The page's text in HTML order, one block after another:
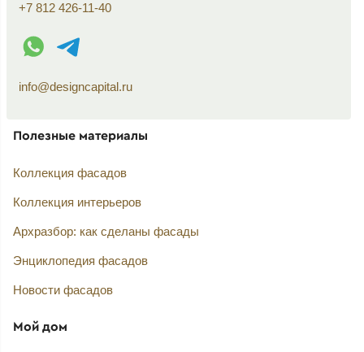
+7 812 426-11-40
WhatsApp контакт
Telegram контакт
info@designcapital.ru
Полезные материалы
Коллекция фасадов
Коллекция интерьеров
Архразбор: как сделаны фасады
Энциклопедия фасадов
Новости фасадов
Мой дом